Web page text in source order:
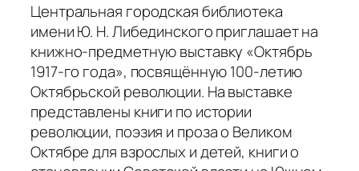
Центральная городская библиотека
имени Ю. Н. Либединского приглашает на
книжно-предметную выставку «Октябрь
1917-го года», посвящённую 100-летию
Октябрьской революции. На выставке
представлены книги по истории
революции, поэзия и проза о Великом
Октябре для взрослых и детей, книги о